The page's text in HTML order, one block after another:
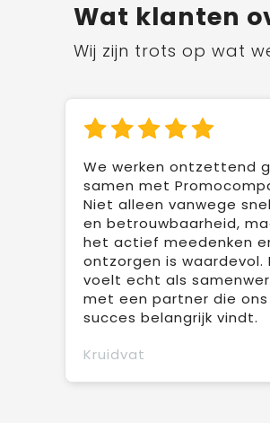
Wat klanten
Wij zijn trots op wat
We werken ontzettend
samen met
Niet alleen vanwege
en betrouwbaarheid,
het actief meedenken
ontzorgen is waardevol.
voelt echt als
met een partner die ons
succes belangrijk vindt.
Kruidvat